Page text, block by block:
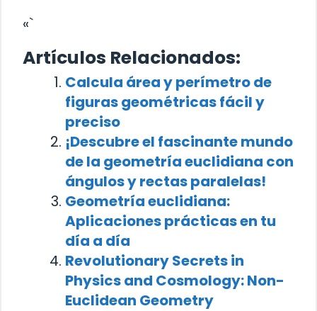
«`
Artículos Relacionados:
Calcula área y perímetro de
figuras geométricas fácil y
preciso
¡Descubre el fascinante mundo
de la geometría euclidiana con
ángulos y rectas paralelas!
Geometría euclidiana:
Aplicaciones prácticas en tu
día a día
Revolutionary Secrets in
Physics and Cosmology: Non-
Euclidean Geometry